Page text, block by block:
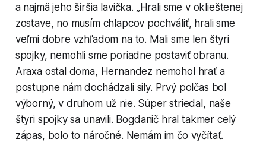
a najmä jeho širšia lavička. „Hrali sme v oklieštenej
zostave, no musím chlapcov pochváliť, hrali sme
veľmi dobre vzhľadom na to. Mali sme len štyri
spojky, nemohli sme poriadne postaviť obranu.
Araxa ostal doma, Hernandez nemohol hrať a
postupne nám dochádzali sily. Prvý polčas bol
výborný, v druhom už nie. Súper striedal, naše
štyri spojky sa unavili. Bogdanič hral takmer celý
zápas, bolo to náročné. Nemám im čo vyčítať.